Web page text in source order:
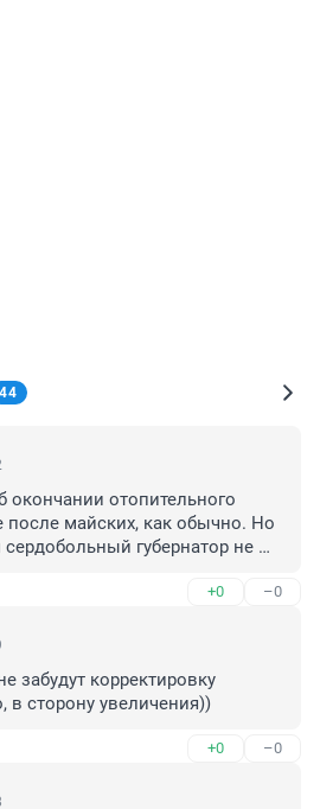
44
окончании отопительного
после майских, как обычно. Но
губернатор не
+0 –0
забудут корректировку
в сторону увеличения))
+0 –0